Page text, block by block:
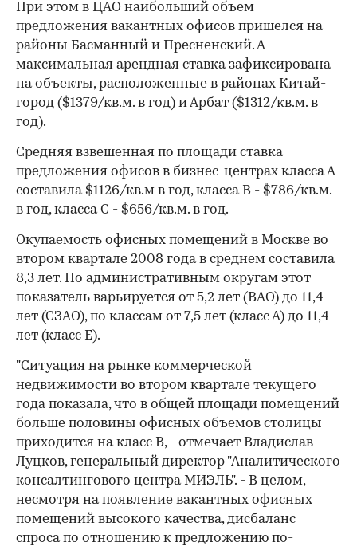
При этом в ЦАО наибольший объем
предложения вакантных офисов пришелся на
районы Басманный и Пресненский. А
максимальная арендная ставка зафиксирована
на объекты, расположенные в районах Китай-
город ($1379/кв.м. в год) и Арбат ($1312/кв.м. в
год).
Средняя взвешенная по площади ставка
предложения офисов в бизнес-центрах класса А
составила $1126/кв.м в год, класса В - $786/кв.м.
в год, класса С - $656/кв.м. в год.
Окупаемость офисных помещений в Москве во
втором квартале 2008 года в среднем составила
8,3 лет. По административным округам этот
показатель варьируется от 5,2 лет (ВАО) до 11,4
лет (СЗАО), по классам от 7,5 лет (класс А) до 11,4
лет (класс Е).
"Ситуация на рынке коммерческой
недвижимости во втором квартале текущего
года показала, что в общей площади помещений
больше половины офисных объемов столицы
приходится на класс В, - отмечает Владислав
Луцков, генеральный директор "Аналитического
консалтингового центра МИЭЛЬ". - В целом,
несмотря на появление вакантных офисных
помещений высокого качества, дисбаланс
спроса по отношению к предложению по-